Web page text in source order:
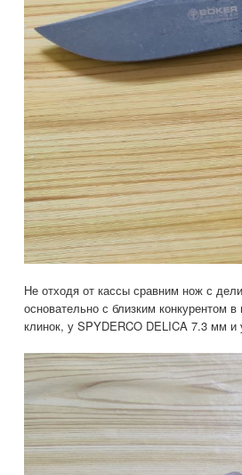
Не отходя от кассы сравним нож с
основательно с близким конкурентом
клинок, у SPYDERCO DELICA 7.3 мм и